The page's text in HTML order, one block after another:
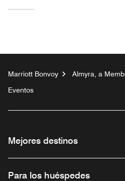
Marriott Bonvoy
Almyra, a
Eventos
Mejores destinos
Para los huéspedes